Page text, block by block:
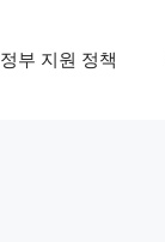
정부 지원 정책